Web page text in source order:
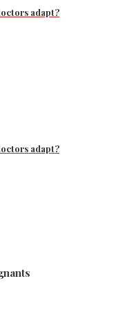
adapt?
adapt?